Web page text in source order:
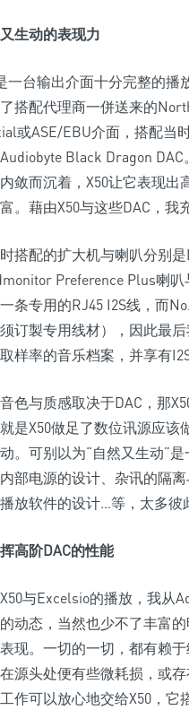
生动的表现力
一台输出介面十分完整的播
搭配代理商一併送来的
或ASE/EBU介面，搭配当
Black Dragon
敛而沉着，X50让它表现
。藉由X50与这些DAC，我
搭配的扩大机与喇叭分别
Preference Plus喇
条专用的RJ45 I2S线，而
须订製专用线材），因此最
样率的音乐档案，并享有
色与质感取决于DAC，那
是X50做足了数位讯源应
。可别以为“自然又生动”
部电源的设计、杂讯的隔
放软件的设计…等，太多彼
高阶DAC的性能
与Excelsio的播放，我从
动态，当然也少不了丰富
现。一切的一切，都有赖
源头处便有些微耗损，或
作可以放心地交给X50，它